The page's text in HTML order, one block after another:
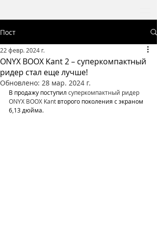
Пост
ONYX BOOX Kant 2 – суперкомпактный
ридер стал еще лучше!
22 февр. 2024 г.
Обновлено: 28 мар. 2024 г.
В продажу поступил суперкомпактный ридер
ONYX BOOX Kant второго поколения с экраном
6,13 дюйма.